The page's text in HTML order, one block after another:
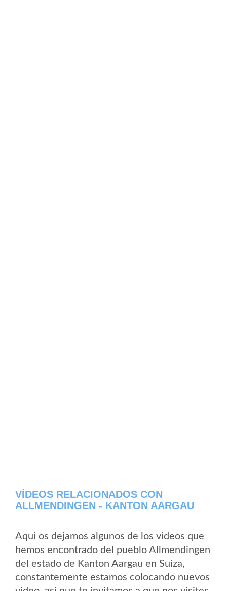
VÍDEOS RELACIONADOS CON
ALLMENDINGEN - KANTON AARGAU
Aqui os dejamos algunos de los videos que
hemos encontrado del pueblo Allmendingen
del estado de Kanton Aargau en Suiza,
constantemente estamos colocando nuevos